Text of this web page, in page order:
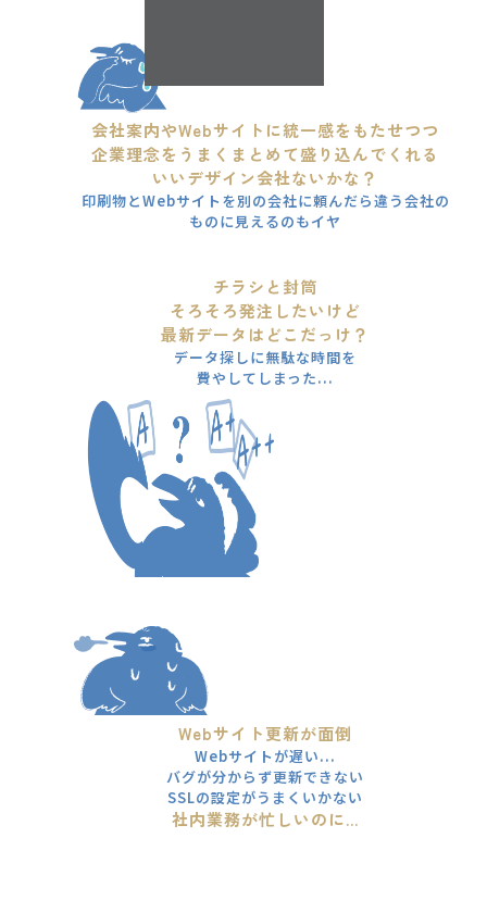
会社案内やWebサイトに統一感をもたせつつ
企業理念をうまくまとめて盛り込んでくれる
いいデザイン会社ないかな？
印刷物とWebサイトを別の会社に頼んだら違う会社の
ものに見えるのもイヤ
チラシと封筒
そろそろ発注したいけど
最新データはどこだっけ？
データ探しに無駄な時間を
費やしてしまった...
Webサイト更新が面倒
Webサイトが遅い...
バグが分からず更新できない
SSLの設定がうまくいかない
社内業務が忙しいのに...